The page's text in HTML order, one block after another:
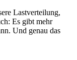
Lastverteilung,
Es gibt mehr
Und genau das